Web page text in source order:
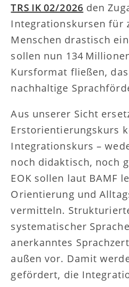
TRS IK 02/2026 den
Integrationskursen für
Menschen drastisch
sollen nun 134
Kursformat fließen,
nachhaltige
Aus unserer Sicht
Erstorientierungskurs
Integrationskurs –
noch didaktisch, noch
EOK sollen laut BAMF
Orientierung und
vermitteln.
systematischer
anerkanntes
außen vor. Damit
gefördert, die